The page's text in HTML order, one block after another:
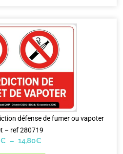
défense de fumer ou vapoter
– ref 280719
€ – 14,80€